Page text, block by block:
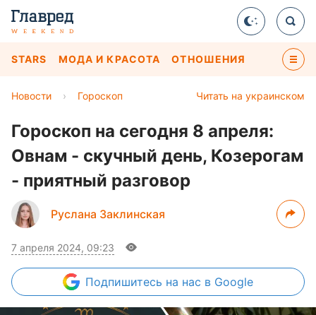
STARS МОДА И КРАСОТА ОТНОШЕНИЯ
Читать на украинском
Новости › Гороскоп
Гороскоп на сегодня 8 апреля:
Овнам - скучный день, Козерогам
- приятный разговор
Руслана Заклинская
7 апреля 2024, 09:23
Подпишитесь на нас в Google